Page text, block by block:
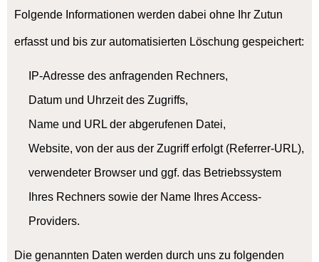
Folgende Informationen werden dabei ohne Ihr Zutun
erfasst und bis zur automatisierten Löschung gespeichert:
IP-Adresse des anfragenden Rechners,
Datum und Uhrzeit des Zugriffs,
Name und URL der abgerufenen Datei,
Website, von der aus der Zugriff erfolgt (Referrer-URL),
verwendeter Browser und ggf. das Betriebssystem
Ihres Rechners sowie der Name Ihres Access-
Providers.
Die genannten Daten werden durch uns zu folgenden